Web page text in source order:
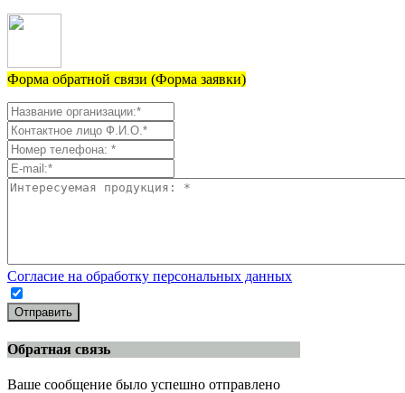
Форма обратной связи (Форма заявки)
Согласие на обработку персональных данных
Отправить
Обратная связь
Ваше сообщение было успешно отправлено